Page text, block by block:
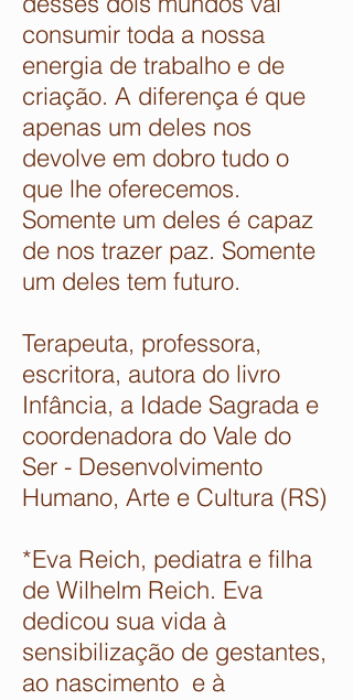
consumir toda a nossa
energia de trabalho e de
criação. A diferença é que
apenas um deles nos
devolve em dobro tudo o
que lhe oferecemos.
Somente um deles é capaz
de nos trazer paz. Somente
um deles tem futuro.
Terapeuta, professora,
escritora, autora do livro
Infância, a Idade Sagrada e
coordenadora do Vale do
Ser - Desenvolvimento
Humano, Arte e Cultura (RS)
*Eva Reich, pediatra e filha
de Wilhelm Reich. Eva
dedicou sua vida à
sensibilização de gestantes,
ao nascimento e à